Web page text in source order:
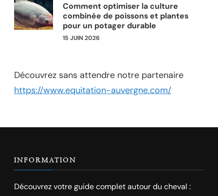
Comment optimiser la culture
combinée de poissons et plantes
pour un potager durable
15 JUIN 2026
Découvrez sans attendre notre partenaire
https://www.equitation-auvergne.com/
INFORMATION
Découvrez votre guide complet autour du cheval :